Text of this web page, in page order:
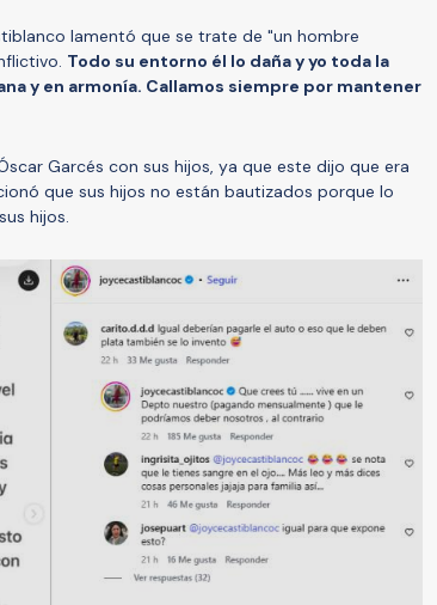
lamentó que se trate de "un hombre
Todo su entorno él lo daña y yo toda la
y en armonía. Callamos siempre por mantener
Garcés con sus hijos, ya que este dijo que era
que sus hijos no están bautizados porque lo
hijos.